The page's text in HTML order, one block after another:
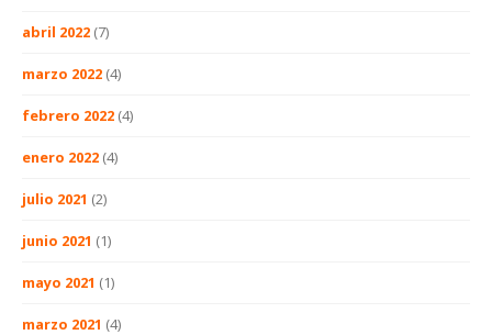
abril 2022 (7)
marzo 2022 (4)
febrero 2022 (4)
enero 2022 (4)
julio 2021 (2)
junio 2021 (1)
mayo 2021 (1)
marzo 2021 (4)